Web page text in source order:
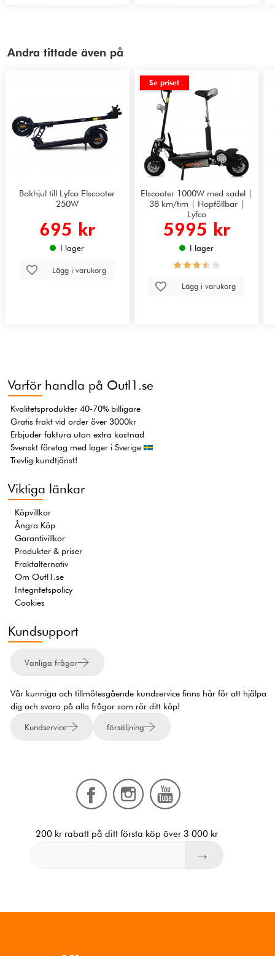
Andra tittade även på
Bakhjul till Lyfco Elscooter
250W
695 kr
I lager
Lägg i varukorg
Se priset
Elscooter 1000W med sadel |
38 km/tim | Hopfällbar |
Lyfco
5995 kr
I lager
Lägg i varukorg
Varför handla på Outl1.se
Kvalitetsprodukter 40-70% billigare
Gratis frakt vid order över 3000kr
Erbjuder faktura utan extra kostnad
Svenskt företag med lager i Sverige
Trevlig kundtjänst!
Viktiga länkar
Köpvillkor
Ångra Köp
Garantivillkor
Produkter & priser
Fraktalternativ
Om Outl1.se
Integritetspolicy
Cookies
Kundsupport
Vanliga frågor
Vår kunniga och tillmötesgående kundservice finns här för att hjälpa
dig och svara på alla frågor som rör ditt köp!
Kundservice försäljning
200 kr rabatt på ditt första köp över 3 000 kr